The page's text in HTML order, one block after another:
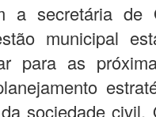
a secretária de
municipal
para as
sociedade